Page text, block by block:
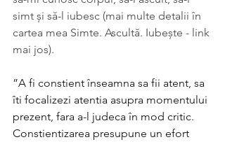
simt și să-l iubesc (mai multe detalii în
cartea mea Simte. Ascultă. Iubește - link
mai jos).
”A fi constient înseamna sa fii atent, sa
îti focalizezi atentia asupra momentului
prezent, fara a-l judeca în mod critic.
Constientizarea presupune un efort